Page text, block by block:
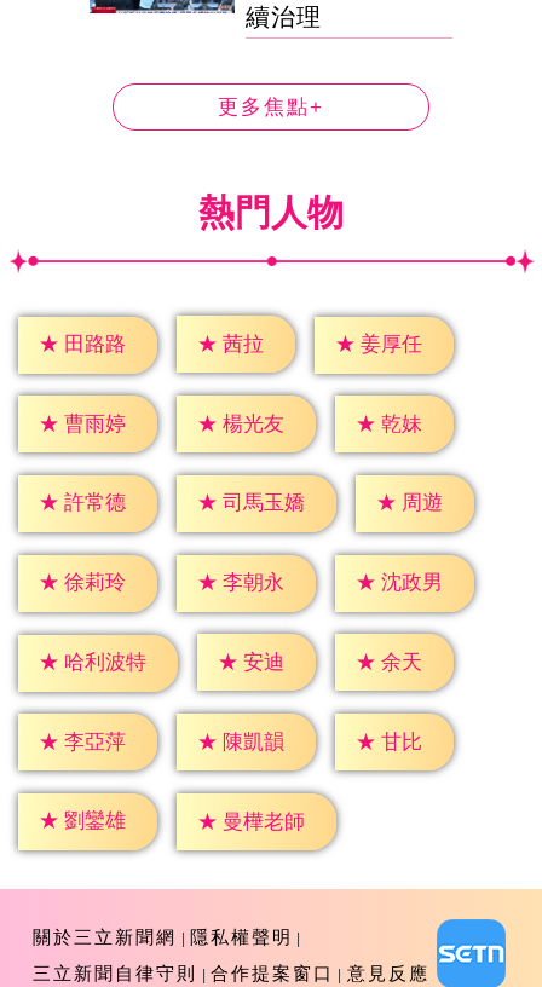
續治理
更多焦點+
熱門人物
★ 田路路 ★ 茜拉 ★ 姜厚任
★ 曹雨婷 ★ 楊光友 ★ 乾妹
★ 許常德 ★ 司馬玉嬌 ★ 周遊
★ 徐莉玲 ★ 李朝永 ★ 沈政男
★ 哈利波特 ★ 安迪 ★ 余天
★ 李亞萍 ★ 陳凱韻 ★ 甘比
★ 劉鑾雄 ★ 曼樺老師
關於三立新聞網
隱私權聲明
三立新聞自律守則
合作提案窗口 意見反應